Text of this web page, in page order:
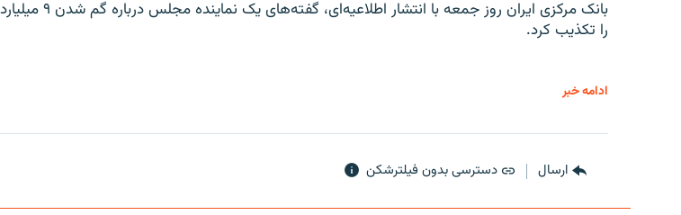
بانک مرکزی ایران روز جمعه با انتشار
را تکذیب کرد.
ادامه خبر
ارسال دسترسی بدون فیلترشکن